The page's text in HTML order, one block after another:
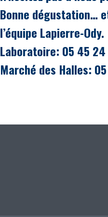
Bonne dégustation…
l’équipe Lapierre-Ody.
Laboratoire: 05 45
Marché des Halles: